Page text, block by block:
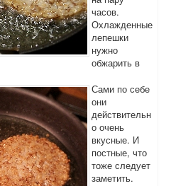
часов.
Охлажденные
лепешки
нужно
обжарить в
Сами по себе
они
действительн
о очень
вкусные. И
постные, что
тоже следует
заметить.